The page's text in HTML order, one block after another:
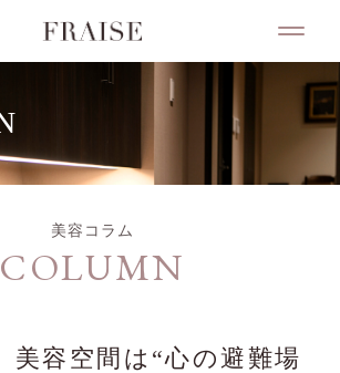
美容コラム
COLUMN
美容空間は“心の避難場